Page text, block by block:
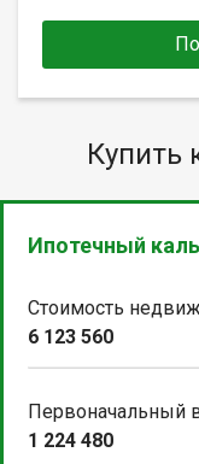
Купить
Ипотечный
Стоимость
6 123 560
Первоначальный
1 224 480